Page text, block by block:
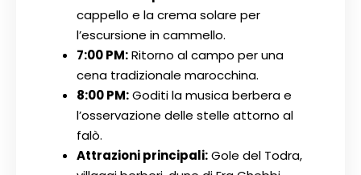
cappello e la crema solare per
l’escursione in cammello.
7:00 PM:Ritorno al campo per una
cena tradizionale marocchina.
8:00 PM:Goditi la musica berbera e
l’osservazione delle stelle attorno al
falò.
Attrazioni principali:Gole del Todra,